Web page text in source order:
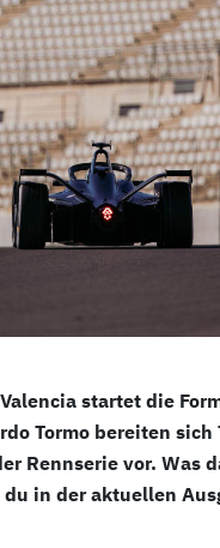
startet die
Tormo bereiten sich
Rennserie vor. Was
in der aktuellen